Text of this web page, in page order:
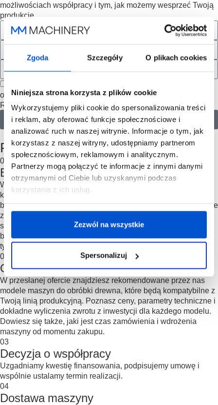
Zgoda Szczegóły O plikach cookies
Niniejsza strona korzysta z plików cookie
Wykorzystujemy pliki cookie do spersonalizowania treści
i reklam, aby oferować funkcje społecznościowe i
analizować ruch w naszej witrynie. Informacje o tym, jak
korzystasz z naszej witryny, udostępniamy partnerom
społecznościowym, reklamowym i analitycznym.
Partnerzy mogą połączyć te informacje z innymi danymi
otrzymanymi od Ciebie lub uzyskanymi podczas
korzystania z ich usług.
Zezwól na wszystkie
Spersonalizuj
możliwościach współpracy i tym, jak możemy wesprzeć Twoją
produkcję.
odpowiedzi na zgłoszenie w formularzu kontaktowym. Zgoda
RODO na informacje handlowe.Więcej informacji.
Wyślij
proces współpracy
Poznaj nasz proces współpracy
01
Bezpłatna konsultacja
Wypełniasz formularz, a my umawiamy Cię na bezpłatną
konsultację. W trakcie konsultacji zapytamy o Twoje cele
biznesowe, plany i strukturę linii produkcyjnej. Na tej podstawie
zdefiniujemy kryteria maszyn do drewna, które najlepiej
sprawdzą się w przypadku Twojej linii produkcyjnej. Jeśli nie
będziemy mogli sprostać Twoim oczekiwaniom, dowiesz się o
tym od razu.
02
Oferta
W przesłanej ofercie znajdziesz rekomendowane przez nas
modele maszyn do obróbki drewna, które będą kompatybilne z
Twoją linią produkcyjną. Poznasz ceny, parametry techniczne i
dokładne wyliczenia zwrotu z inwestycji dla każdego modelu.
Dowiesz się także, jaki jest czas zamówienia i wdrożenia
maszyny od momentu zakupu.
03
Decyzja o współpracy
Uzgadniamy kwestię finansowania, podpisujemy umowę i
wspólnie ustalamy termin realizacji.
04
Dostawa maszyny